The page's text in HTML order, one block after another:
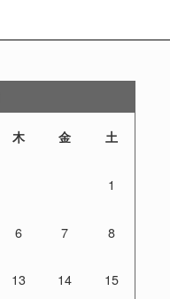
木 金 土
1
6 7 8
13 14 15